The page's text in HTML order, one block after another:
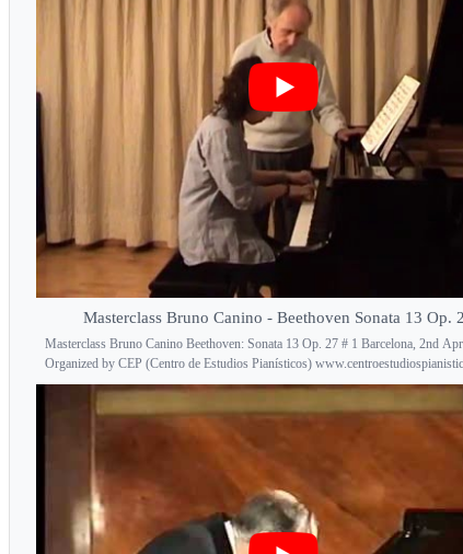
Masterclass Bruno Canino - Beethoven Sonata 13 Op.
Masterclass Bruno Canino Beethoven: Sonata 13 Op. 27 # 1 Barcelona, 2nd
Organized by CEP (Centro de Estudios Pianísticos)